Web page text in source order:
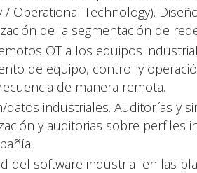
/ Operational Technology).
de la segmentación de
OT a los equipos
de equipo, control y
de manera remota.
datos industriales. Auditorías y
y auditorias sobre perfiles
del software industrial en las